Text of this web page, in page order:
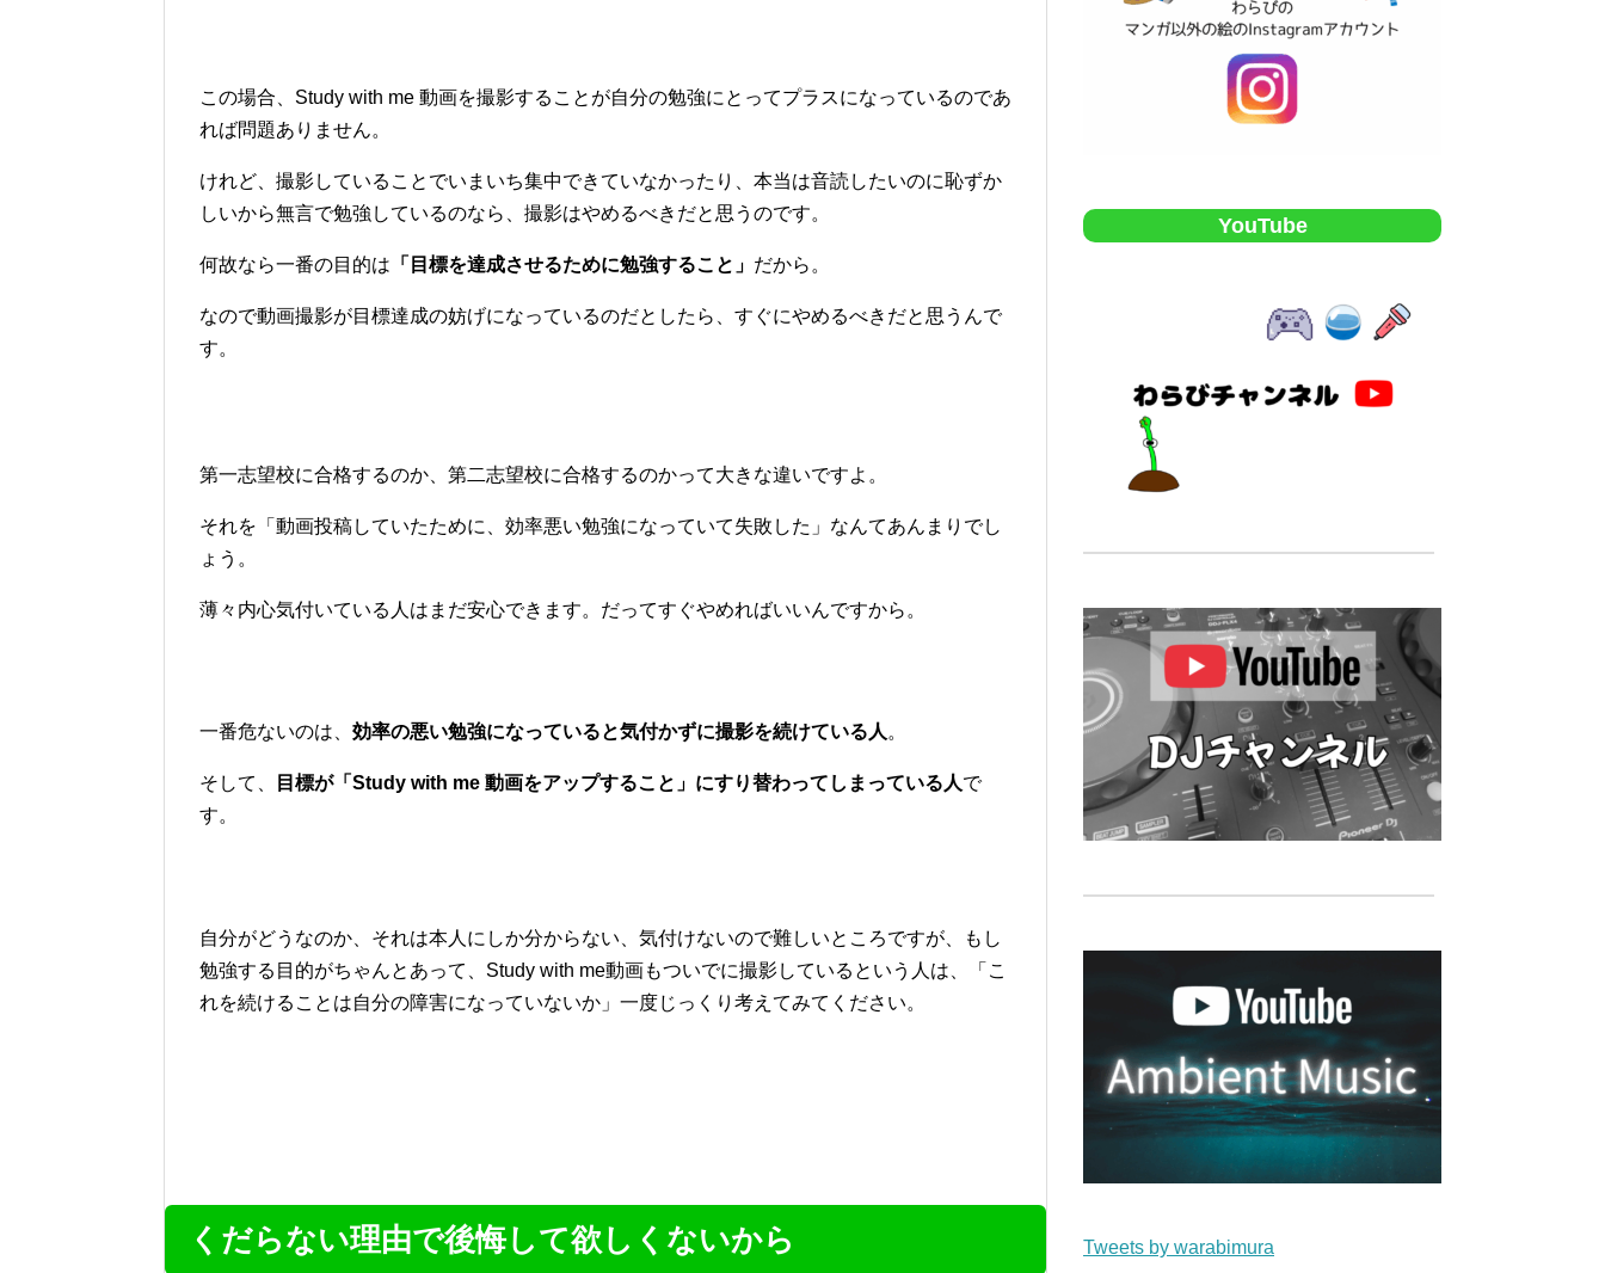
この場合、Study with me 動画を撮影することが自分の勉強にとってプラスになっているのであ
れば問題ありません。
けれど、撮影していることでいまいち集中できていなかったり、本当は音読したいのに恥ずか
しいから無言で勉強しているのなら、撮影はやめるべきだと思うのです。
何故なら一番の目的は 「目標を達成させるために勉強すること」 だから。
なので動画撮影が目標達成の妨げになっているのだとしたら、すぐにやめるべきだと思うんで
す。
第一志望校に合格するのか、第二志望校に合格するのかって大きな違いですよ。
それを「動画投稿していたために、効率悪い勉強になっていて失敗した」なんてあんまりでし
ょう。
薄々内心気付いている人はまだ安心できます。だってすぐやめればいいんですから。
一番危ないのは、 効率の悪い勉強になっていると気付かずに撮影を続けている人 。
そして、 目標が「Study with me 動画をアップすること」にすり替わってしまっている人で
す。
自分がどうなのか、それは本人にしか分からない、気付けないので難しいところですが、もし
勉強する目的がちゃんとあって、Study with me動画もついでに撮影しているという人は、「こ
れを続けることは自分の障害になっていないか」一度じっくり考えてみてください。
くだらない理由で後悔して欲しくないから
YouTube
Tweets by warabimura